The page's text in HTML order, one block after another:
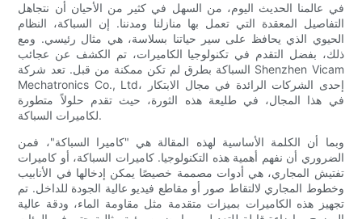
في عالمنا الحديث اليوم، من السهل في كثير من الأحيان أن نتجاهل
التفاصيل المعقدة التي تعمل بها منازلنا ومدننا. إن السباكة، النظام
الحيوي الذي يحافظ على سير حياتنا بسلاسة، هي مثال رئيسي. ومع
ذلك، بفضل التقدم في تكنولوجيا الكاميرات، تم الكشف عن عجائب
السباكة بطرق لم تكن ممكنة من قبل. تعد شركة Shenzhen Vicam
Mechatronics Co., Ltd، إحدى الشركات الرائدة في مجال الابتكار
في هذا المجال، في طليعة هذه الثورة، حيث تقدم حلولاً متطورة
لكاميرات السباكة.
وبما أن الكلمة الأساسية لهذه المقالة هي "كاميرا السباكة"، فمن
الضروري أن نفهم أهمية هذه التكنولوجيا. كاميرات السباكة، أو كاميرات
تفتيش المجاري، هي أدوات مصممة خصيصًا يمكن إدخالها في الأنابيب
وخطوط المجاري لالتقاط صور أو مقاطع فيديو عالية الجودة للداخل. تم
تجهيز هذه الكاميرات بميزات متقدمة مثل مقاومة الماء، ودقة عالية